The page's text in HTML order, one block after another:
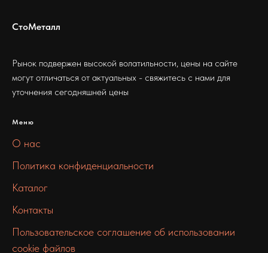
СтоМеталл
Рынок подвержен высокой волатильности, цены на сайте
могут отличаться от актуальных - свяжитесь с нами для
уточнения сегодняшней цены
Меню
О нас
Политика конфиденциальности
Каталог
Контакты
Пользовательское соглашение об использовании
cookie файлов